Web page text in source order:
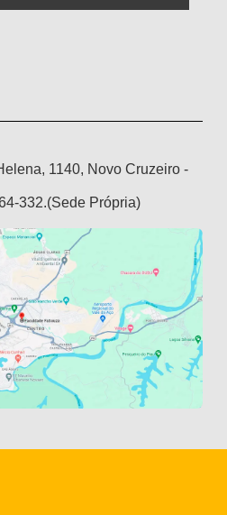
1140, Novo Cruzeiro -
332.(Sede Própria)